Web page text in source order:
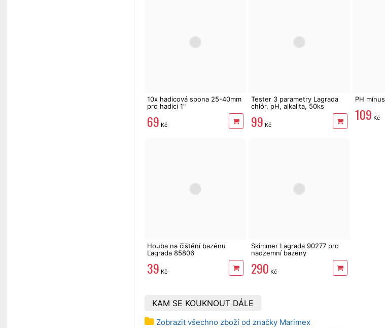
10x hadicová spona 25-40mm
pro hadici 1"
69 Kč
Tester 3 parametry Lagrada
chlór, pH, alkalita, 50ks
99 Kč
PH
109 Kč
Houba na čištění bazénu
Lagrada 85806
39 Kč
Skimmer Lagrada 90277 pro
nadzemní bazény
290 Kč
KAM SE KOUKNOUT DÁLE
Zobrazit všechno zboží od značky Marimex